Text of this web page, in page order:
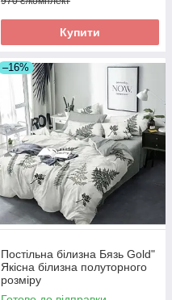
Купити
–16%
Постільна білизна Бязь Gold"
Якісна білизна полуторного
розміру